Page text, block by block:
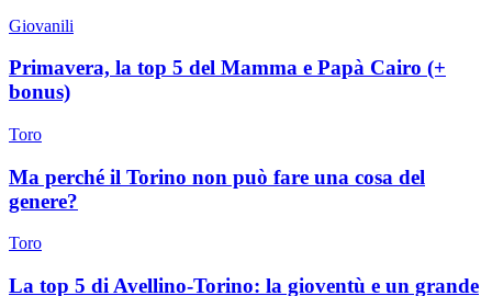
Giovanili
Primavera, la top 5 del Mamma e Papà Cairo (+
bonus)
Toro
Ma perché il Torino non può fare una cosa del
genere?
Toro
La top 5 di Avellino-Torino: la gioventù e un grande